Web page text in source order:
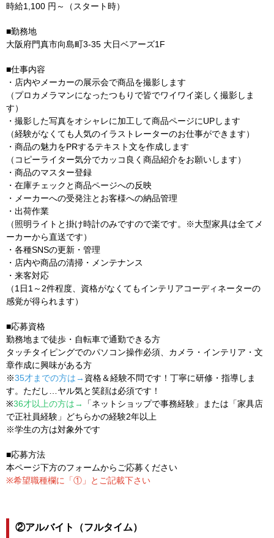
時給1,100 円～（スタート時）
■勤務地
大阪府門真市向島町3-35 大日ベアーズ1F
■仕事内容
・店内やメーカーの展示会で商品を撮影します
（プロカメラマンになったつもりで皆でワイワイ楽しく撮影しま
す）
・撮影した写真をオシャレに加工して商品ページにUPします
（経験がなくても人気のイラストレーターのお仕事ができます）
・商品の魅力をPRするテキスト文を作成します
（コピーライター気分でカッコ良く商品紹介をお願いします）
・商品のマスター登録
・在庫チェックと商品ページへの反映
・メーカーへの受発注とお客様への納品管理
・出荷作業
（照明ライトと掛け時計のみですので楽です。※大型家具は全てメ
ーカーから直送です）
・各種SNSの更新・管理
・店内や商品の清掃・メンテナンス
・来客対応
（1日1～2件程度、資格がなくてもインテリアコーディネーターの
感覚が得られます）
■応募資格
勤務地まで徒歩・自転車で通勤できる方
タッチタイピングでのパソコン操作必須、カメラ・インテリア・文
章作成に興味がある方
※35才までの方は→ 資格＆経験不問です！丁寧に研修・指導しま
す。ただし…ヤル気と笑顔は必須です！
※36才以上の方は→
「ネットショップで事務経験」または「家具店
で正社員経験」どちらかの経験2年以上
※学生の方は対象外です
■応募方法
本ページ下方のフォームからご応募ください
※希望職種欄に「①」とご記載下さい
②アルバイト（フルタイム）